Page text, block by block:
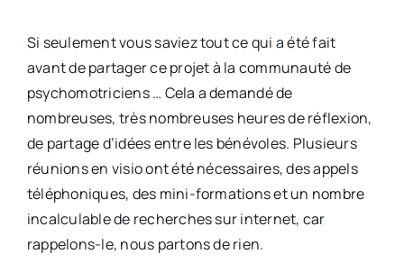
Si seulement vous saviez tout ce qui a été fait
avant de partager ce projet à la communauté de
psychomotriciens … Cela a demandé de
nombreuses, très nombreuses heures de réflexion,
de partage d’idées entre les bénévoles. Plusieurs
réunions en visio ont été nécessaires, des appels
téléphoniques, des mini-formations et un nombre
incalculable de recherches sur internet, car
rappelons-le, nous partons de rien.